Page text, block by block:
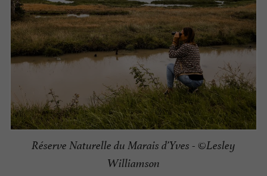
Réserve Naturelle du Marais d’Yves - ©Lesley
Williamson